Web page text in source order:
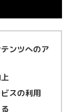
ンツへのア
スの利用